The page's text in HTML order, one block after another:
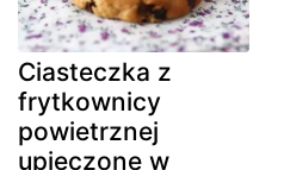
Ciasteczka z
frytkownicy
powietrznej
upieczone w